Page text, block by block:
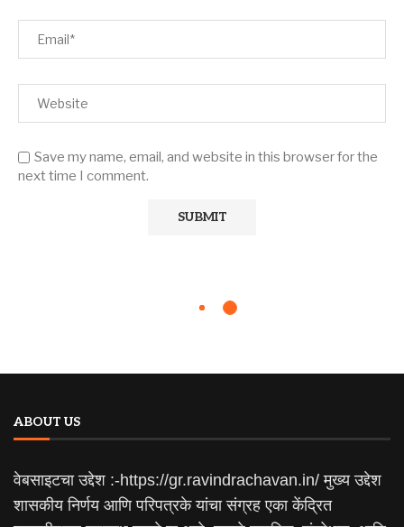
Save my name, email, and website in this browser for the
next time I comment.
ABOUT US
वेबसाइटचा उद्देश :-https://gr.ravindrachavan.in/ मुख्य उद्देश
शासकीय निर्णय आणि परिपत्रके यांचा संग्रह एका केंद्रित